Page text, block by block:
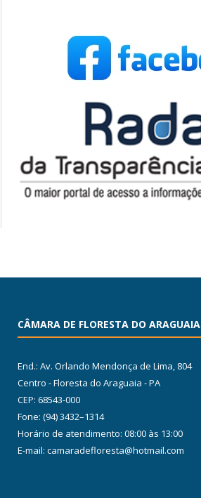
CÂMARA DE FLORESTA DO ARAGUAIA
End.: Av. Orlando Mendonça de Lima, 804
Centro - Floresta do Araguaia - PA
CEP: 68543-000
Fone: (94) 3432–1314
Horário de atendimento: 08:00 às 13:00
E-mail: camaradefloresta@hotmail.com